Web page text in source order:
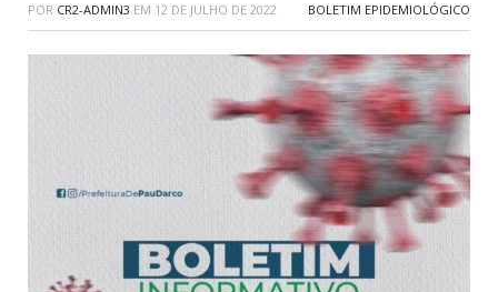
POR CR2-ADMIN3 EM 12 DE JULHO DE 2022 BOLETIM EPIDEMIOLÓGICO